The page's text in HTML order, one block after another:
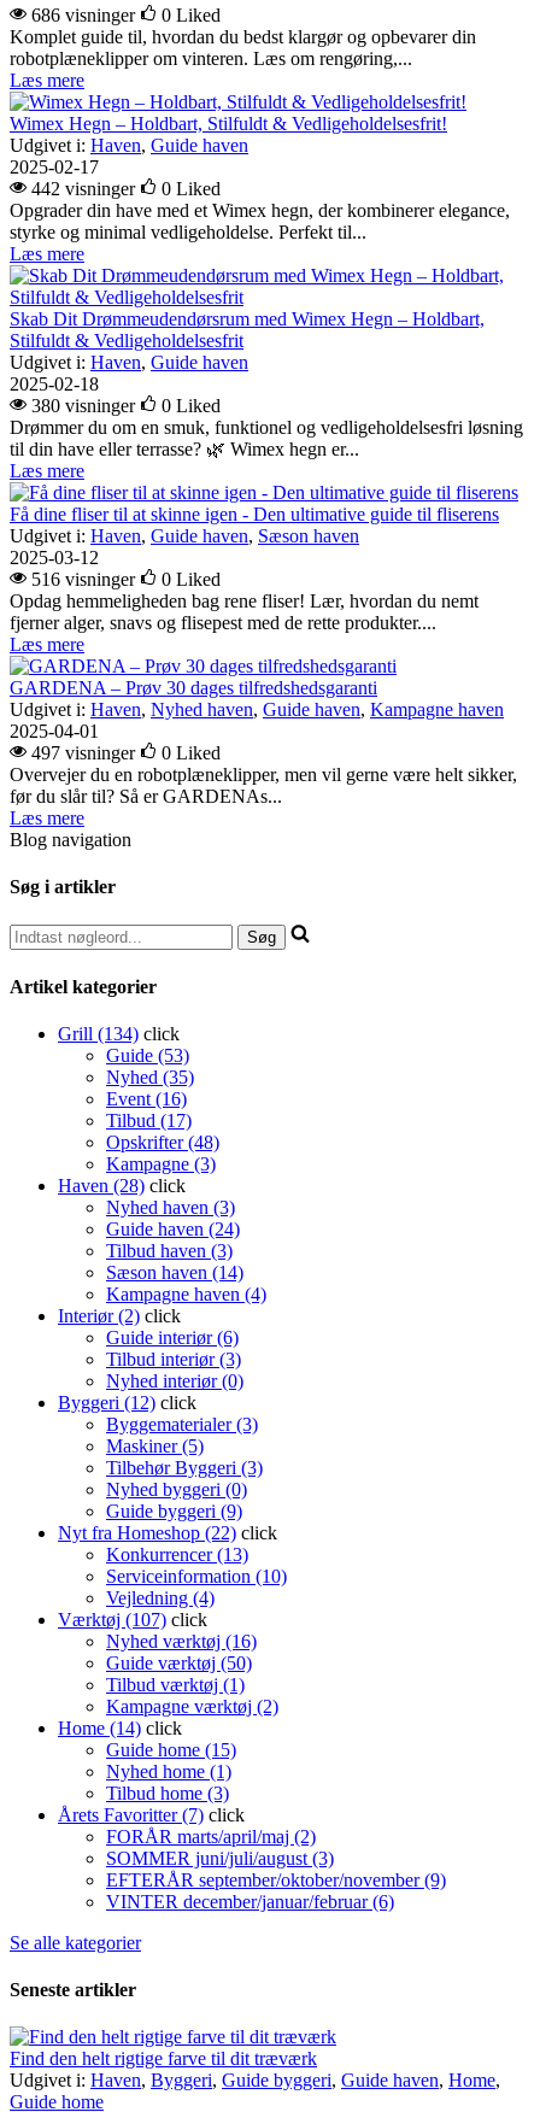
686 visninger
0 Liked
Komplet guide til, hvordan du bedst klargør og opbevarer din
robotplæneklipper om vinteren. Læs om rengøring,...
Læs mere
Wimex Hegn – Holdbart, Stilfuldt & Vedligeholdelsesfrit!
Udgivet i: Haven, Guide haven
2025-02-17
442 visninger
0 Liked
Opgrader din have med et Wimex hegn, der kombinerer elegance,
styrke og minimal vedligeholdelse. Perfekt til...
Læs mere
Skab Dit Drømmeudendørsrum med Wimex Hegn – Holdbart,
Stilfuldt & Vedligeholdelsesfrit
Udgivet i: Haven, Guide haven
2025-02-18
380 visninger
0 Liked
Drømmer du om en smuk, funktionel og vedligeholdelsesfri løsning
til din have eller terrasse? 🌿 Wimex hegn er...
Læs mere
Få dine fliser til at skinne igen - Den ultimative guide til fliserens
Udgivet i: Haven, Guide haven, Sæson haven
2025-03-12
516 visninger
0 Liked
Opdag hemmeligheden bag rene fliser! Lær, hvordan du nemt
fjerner alger, snavs og flisepest med de rette produkter....
Læs mere
GARDENA – Prøv 30 dages tilfredshedsgaranti
Udgivet i: Haven, Nyhed haven, Guide haven, Kampagne haven
2025-04-01
497 visninger
0 Liked
Overvejer du en robotplæneklipper, men vil gerne være helt sikker,
før du slår til? Så er GARDENAs...
Læs mere
Blog navigation
Søg i artikler
Artikel kategorier
Grill (134) click
Guide (53)
Nyhed (35)
Event (16)
Tilbud (17)
Opskrifter (48)
Kampagne (3)
Haven (28) click
Nyhed haven (3)
Guide haven (24)
Tilbud haven (3)
Sæson haven (14)
Kampagne haven (4)
Interiør (2) click
Guide interiør (6)
Tilbud interiør (3)
Nyhed interiør (0)
Byggeri (12) click
Byggematerialer (3)
Maskiner (5)
Tilbehør Byggeri (3)
Nyhed byggeri (0)
Guide byggeri (9)
Nyt fra Homeshop (22) click
Konkurrencer (13)
Serviceinformation (10)
Vejledning (4)
Værktøj (107) click
Nyhed værktøj (16)
Guide værktøj (50)
Tilbud værktøj (1)
Kampagne værktøj (2)
Home (14) click
Guide home (15)
Nyhed home (1)
Tilbud home (3)
Årets Favoritter (7) click
FORÅR marts/april/maj (2)
SOMMER juni/juli/august (3)
EFTERÅR september/oktober/november (9)
VINTER december/januar/februar (6)
Se alle kategorier
Seneste artikler
Find den helt rigtige farve til dit træværk
Udgivet i: Haven, Byggeri, Guide byggeri, Guide haven, Home,
Guide home